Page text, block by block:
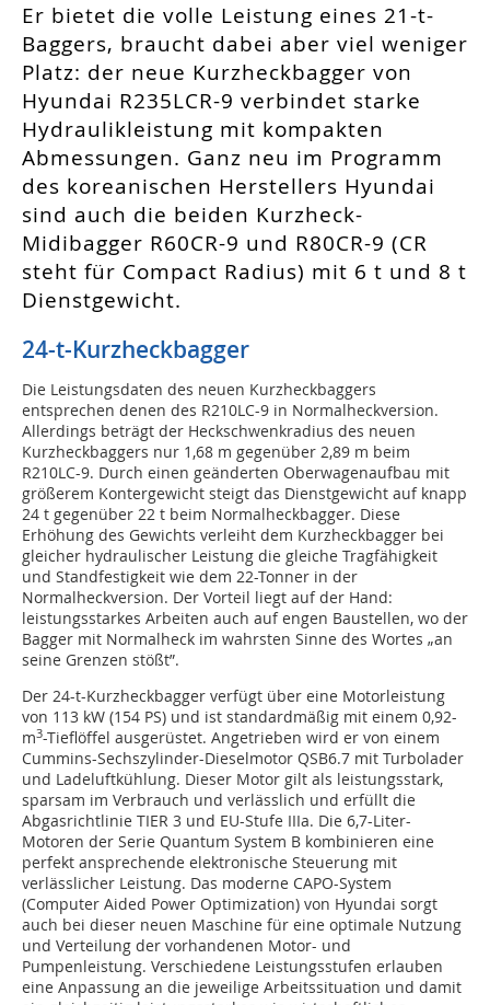
Er bietet die volle Leistung eines 21-t-
Baggers, braucht dabei aber viel weniger
Platz: der neue Kurzheckbagger von
Hyundai R235LCR-9 verbindet starke
Hydraulikleistung mit kompakten
Abmessungen. Ganz neu im Programm
des koreanischen Herstellers Hyundai
sind auch die beiden Kurzheck-
Midibagger R60CR-9 und R80CR-9 (CR
steht für Compact Radius) mit 6 t und 8 t
Dienstgewicht.
24-t-Kurzheckbagger
Die Leistungsdaten des neuen Kurzheckbaggers
entsprechen denen des R210LC-9 in Normalheckversion.
Allerdings beträgt der Heckschwenkradius des neuen
Kurzheckbaggers nur 1,68 m gegenüber 2,89 m beim
R210LC-9. Durch einen geänderten Oberwagenaufbau mit
größerem Kontergewicht steigt das Dienstgewicht auf knapp
24 t gegenüber 22 t beim Normalheckbagger. Diese
Erhöhung des Gewichts verleiht dem Kurzheckbagger bei
gleicher hydraulischer Leistung die gleiche Tragfähigkeit
und Standfestigkeit wie dem 22-Tonner in der
Normalheckversion. Der Vorteil liegt auf der Hand:
leistungsstarkes Arbeiten auch auf engen Baustellen, wo der
Bagger mit Normalheck im wahrsten Sinne des Wortes „an
seine Grenzen stößt”.
Der 24-t-Kurzheckbagger verfügt über eine Motorleistung
von 113 kW (154 PS) und ist standardmäßig mit einem 0,92-
m3-Tieflöffel ausgerüstet. Angetrieben wird er von einem
Cummins-Sechszylinder-Dieselmotor QSB6.7 mit Turbolader
und Ladeluftkühlung. Dieser Motor gilt als leistungsstark,
sparsam im Verbrauch und verlässlich und erfüllt die
Abgasrichtlinie TIER 3 und EU-Stufe IIIa. Die 6,7-Liter-
Motoren der Serie Quantum System B kombinieren eine
perfekt ansprechende elektronische Steuerung mit
verlässlicher Leistung. Das moderne CAPO-System
(Computer Aided Power Optimization) von Hyundai sorgt
auch bei dieser neuen Maschine für eine optimale Nutzung
und Verteilung der vorhandenen Motor- und
Pumpenleistung. Verschiedene Leistungsstufen erlauben
eine Anpassung an die jeweilige Arbeitssituation und damit